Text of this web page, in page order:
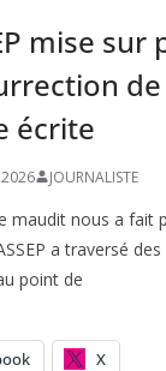
mise sur
de
écrite
JOURNALISTE
maudit nous a fait
a traversé
point de
X